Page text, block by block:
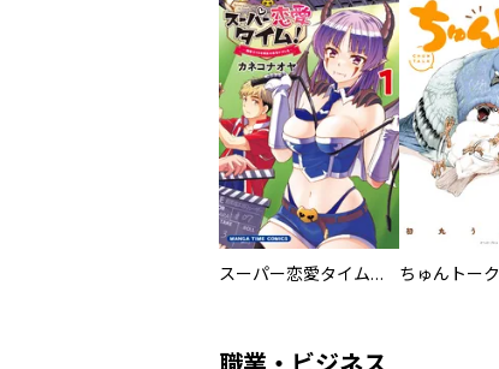
スーパー恋愛タイム！～現場でドＳな彼女は自宅でデレる～ ちゅんトーク